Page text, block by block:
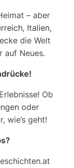
– aber
, Italien,
die Welt
auf Neues.
Ob
oder
wie’s geht!